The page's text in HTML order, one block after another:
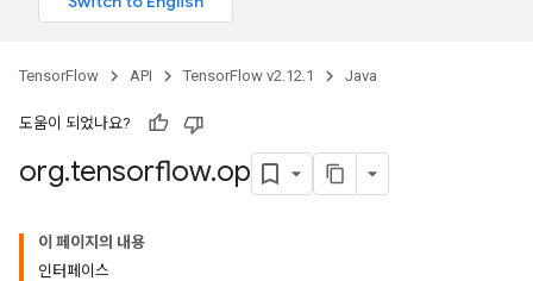
TensorFlow API TensorFlow v2.12.1 Java
도움이 되었나요?
org.tensorflow.op
이 페이지의 내용
인터페이스